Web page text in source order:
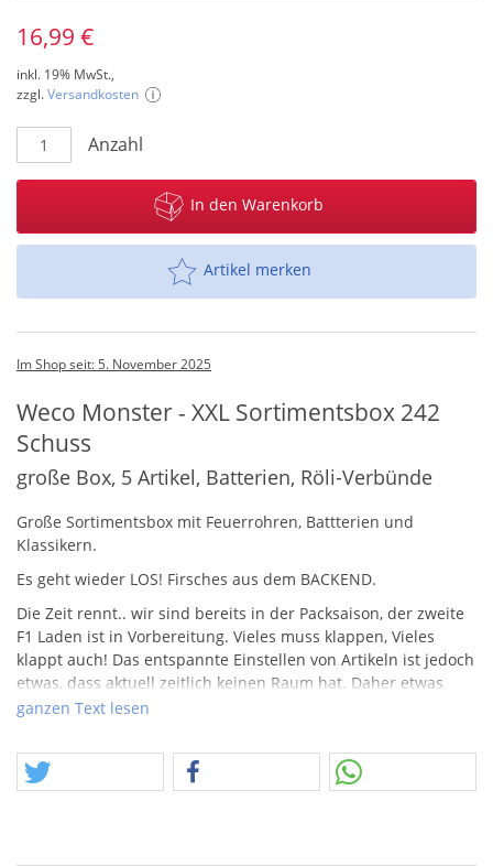
16,99 €
inkl. 19% MwSt.,
zzgl.Versandkosten
Anzahl
In den Warenkorb
Artikel merken
Im Shop seit: 5. November 2025
Weco Monster - XXL Sortimentsbox 242
Schuss
große Box, 5 Artikel, Batterien, Röli-Verbünde
Große Sortimentsbox mit Feuerrohren, Battterien und
Klassikern.
Es geht wieder LOS! Firsches aus dem BACKEND.
Die Zeit rennt.. wir sind bereits in der Packsaison, der zweite
F1 Laden ist in Vorbereitung. Vieles muss klappen, Vieles
klappt auch! Das entspannte Einstellen von Artikeln ist jedoch
etwas, dass aktuell zeitlich keinen Raum hat. Daher etwas
weniger substanziell in der Beschreibung, aber hoffentlich
ganzen Text lesen